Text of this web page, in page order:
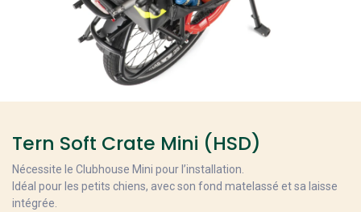
Tern Soft Crate Mini (HSD)
Nécessite le Clubhouse Mini pour l’installation.
Idéal pour les petits chiens, avec son fond matelassé et sa laisse
intégrée.